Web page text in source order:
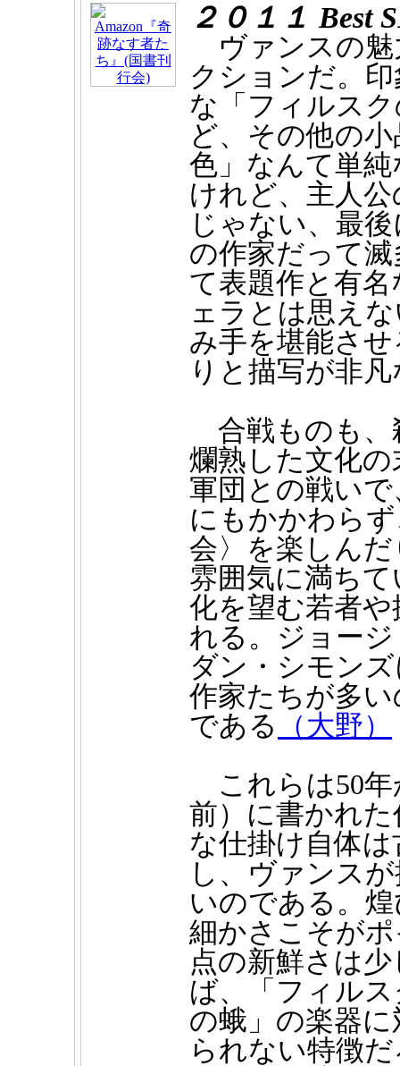
２０１１ Best
ヴァンスの魅
クションだ。
な「フィルス
ど、その他の
色」なんて単
けれど、主人
じゃない、最
の作家だって
て表題作と有
ェラとは思え
み手を堪能さ
りと描写が非
合戦ものも、
爛熟した文化
軍団との戦い
にもかかわら
会〉を楽しん
雰囲気に満ち
化を望む若者
れる。ジョー
ダン・シモン
作家たちが多
である
（大野）
これらは50
前）に書かれ
な仕掛け自体
し、ヴァンス
いのである。
細かさこそが
点の新鮮さは
ば、「フィル
の蛾」の楽器
られない特徴